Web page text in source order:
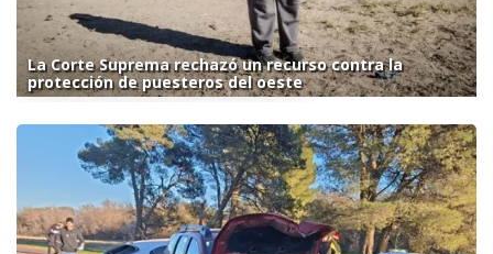
La Corte Suprema rechazó un recurso contra la
protección de puesteros del oeste